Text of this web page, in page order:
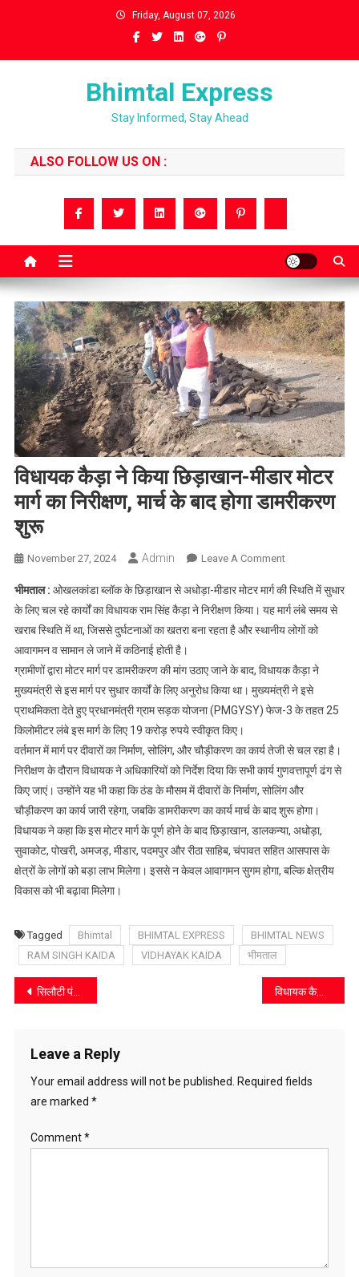
Friday, August 07, 2026
Bhimtal Express
Stay Informed, Stay Ahead
ALSO FOLLOW US ON :
विधायक कैड़ा ने किया छिड़ाखान-मीडार मोटर
मार्ग का निरीक्षण, मार्च के बाद होगा डामरीकरण
शुरू
November 27, 2024 Admin Leave A CommentOn
कैड़ा
ने
किया
मीडार
मोटर
मार्ग
निरीक्षण,
बाद
होगा
डामरीकरण
शुरू
भीमताल : ओखलकांडा ब्लॉक के छिड़ाखान से अधोड़ा-मीडार मोटर मार्ग की स्थिति में सुधार
के लिए चल रहे कार्यों का विधायक राम सिंह कैड़ा ने निरीक्षण किया। यह मार्ग लंबे समय से
खराब स्थिति में था, जिससे दुर्घटनाओं का खतरा बना रहता है और स्थानीय लोगों को
आवागमन व सामान ले जाने में कठिनाई होती है।
ग्रामीणों द्वारा मोटर मार्ग पर डामरीकरण की मांग उठाए जाने के बाद, विधायक कैड़ा ने
मुख्यमंत्री से इस मार्ग पर सुधार कार्यों के लिए अनुरोध किया था। मुख्यमंत्री ने इसे
प्राथमिकता देते हुए प्रधानमंत्री ग्राम सड़क योजना (PMGYSY) फेज-3 के तहत 25
किलोमीटर लंबे इस मार्ग के लिए 19 करोड़ रुपये स्वीकृत किए।
वर्तमान में मार्ग पर दीवारों का निर्माण, सोलिंग, और चौड़ीकरण का कार्य तेजी से चल रहा है।
निरीक्षण के दौरान विधायक ने अधिकारियों को निर्देश दिया कि सभी कार्य गुणवत्तापूर्ण ढंग से
किए जाएं। उन्होंने यह भी कहा कि ठंड के मौसम में दीवारों के निर्माण, सोलिंग और
चौड़ीकरण का कार्य जारी रहेगा, जबकि डामरीकरण का कार्य मार्च के बाद शुरू होगा।
विधायक ने कहा कि इस मोटर मार्ग के पूर्ण होने के बाद छिड़ाखान, डालकन्या, अधोड़ा,
सुवाकोट, पोखरी, अमजड़, मीडार, पदमपुर और रीठा साहिब, चंपावत सहित आसपास के
क्षेत्रों के लोगों को बड़ा लाभ मिलेगा। इससे न केवल आवागमन सुगम होगा, बल्कि क्षेत्रीय
विकास को भी बढ़ावा मिलेगा।
Tagged Bhimtal BHIMTAL EXPRESS
BHIMTAL NEWS
RAM SINGH KAIDA
VIDHAYAK KAIDA भीमताल
Post
सिलौटी पंत में बाघ के आतंक के बाद विधायक कैड़ा की त्वरित कार्रवाई, मवेशियों के लिए पहुंचा चारा विधायक कैड़ा ने किया मोटर मार्गो पर चल रहे निर्माण कार्यो का निरीक्षण
Leave a Reply
Your email address will not be published. Required fields
are marked *
Comment*